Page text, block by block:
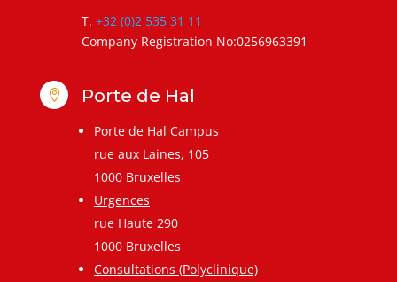
T. +32 (0)2 535 31 11
Company Registration No:0256963391
 Porte de Hal
Porte de Hal Campus
rue aux Laines, 105
1000 Bruxelles
Urgences
rue Haute 290
1000 Bruxelles
Consultations (Polyclinique)